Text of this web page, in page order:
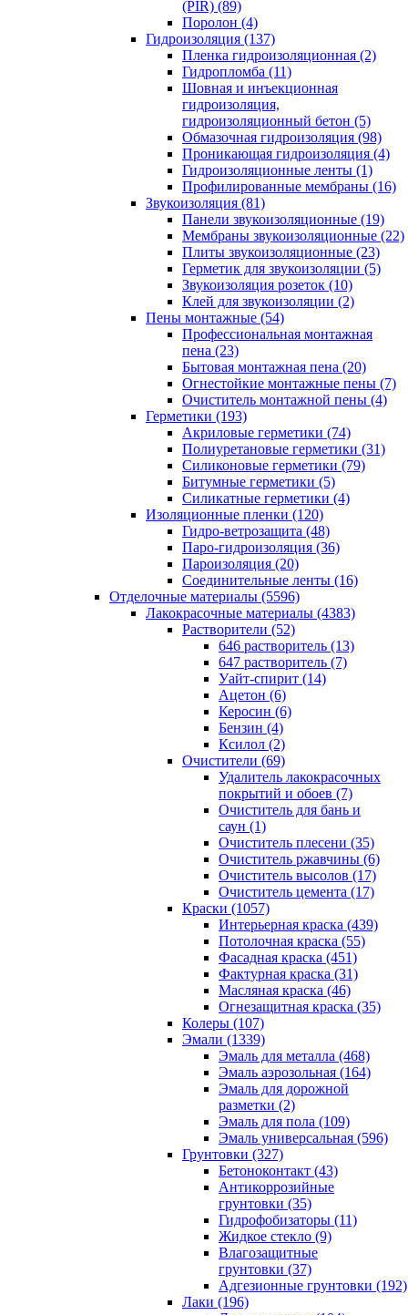
(PIR) (89)
Поролон (4)
Гидроизоляция (137)
Пленка гидроизоляционная (2)
Гидропломба (11)
Шовная и инъекционная
гидроизоляция,
гидроизоляционный бетон (5)
Обмазочная гидроизоляция (98)
Проникающая гидроизоляция (4)
Гидроизоляционные ленты (1)
Профилированные мембраны (16)
Звукоизоляция (81)
Панели звукоизоляционные (19)
Мембраны звукоизоляционные (22)
Плиты звукоизоляционные (23)
Герметик для звукоизоляции (5)
Звукоизоляция розеток (10)
Клей для звукоизоляции (2)
Пены монтажные (54)
Профессиональная монтажная
пена (23)
Бытовая монтажная пена (20)
Огнестойкие монтажные пены (7)
Очиститель монтажной пены (4)
Герметики (193)
Акриловые герметики (74)
Полиуретановые герметики (31)
Силиконовые герметики (79)
Битумные герметики (5)
Силикатные герметики (4)
Изоляционные пленки (120)
Гидро-ветрозащита (48)
Паро-гидроизоляция (36)
Пароизоляция (20)
Соединительные ленты (16)
Отделочные материалы (5596)
Лакокрасочные материалы (4383)
Растворители (52)
646 растворитель (13)
647 растворитель (7)
Уайт-спирит (14)
Ацетон (6)
Керосин (6)
Бензин (4)
Ксилол (2)
Очистители (69)
Удалитель лакокрасочных
покрытий и обоев (7)
Очиститель для бань и
саун (1)
Очиститель плесени (35)
Очиститель ржавчины (6)
Очиститель высолов (17)
Очиститель цемента (17)
Краски (1057)
Интерьерная краска (439)
Потолочная краска (55)
Фасадная краска (451)
Фактурная краска (31)
Масляная краска (46)
Огнезащитная краска (35)
Колеры (107)
Эмали (1339)
Эмаль для металла (468)
Эмаль аэрозольная (164)
Эмаль для дорожной
разметки (2)
Эмаль для пола (109)
Эмаль универсальная (596)
Грунтовки (327)
Бетоноконтакт (43)
Антикоррозийные
грунтовки (35)
Гидрофобизаторы (11)
Жидкое стекло (9)
Влагозащитные
грунтовки (37)
Адгезионные грунтовки (192)
Лаки (196)